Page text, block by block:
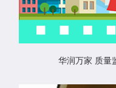
华润万家 质量